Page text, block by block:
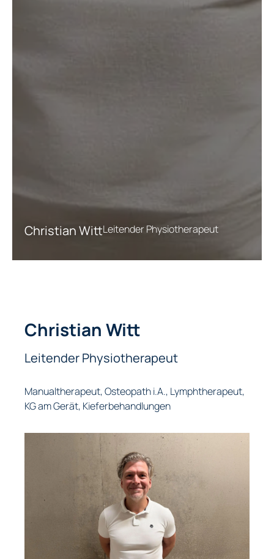
Christian WittLeitender Physiotherapeut
Christian Witt
Leitender Physiotherapeut
Manualtherapeut, Osteopath i.A., Lymphtherapeut,
KG am Gerät, Kieferbehandlungen